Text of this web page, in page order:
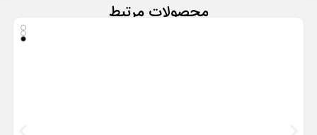
محصولات مرتبط